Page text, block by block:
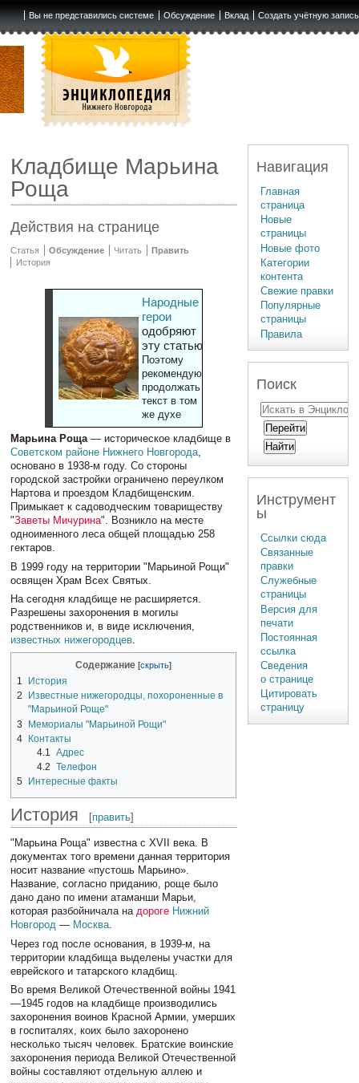
Вы не представились системе Обсуждение Вклад Создать учётную запись
Кладбище Марьина
Роща
Действия на странице
Статья Обсуждение Читать
Править
История
Народные
герои
одобряют
эту статью
Поэтому
рекомендуют
продолжать
текст в том
же духе
Марьина Роща— историческое кладбище в
Советском районе Нижнего Новгорода,
основано в 1938-м году. Со стороны
городской застройки ограничено переулком
Нартова и проездом Кладбищенским.
Примыкает к садоводческим товариществу
"Заветы Мичурина". Возникло на месте
одноименного леса общей площадью 258
гектаров.
В 1999 году на территории "Марьиной Рощи"
освящен Храм Всех Святых.
На сегодня кладбище не расширяется.
Разрешены захоронения в могилы
родственников и, в виде исключения,
известных нижегородцев.
Содержание
1
История
2
Известные нижегородцы, похороненные в
"Марьиной Роще"
3
Мемориалы "Марьиной Рощи"
4 Контакты
4.1 Адрес
4.2 Телефон
5
Интересные факты
История [править]
"Марьина Роща" известна с XVII века. В
документах того времени данная территория
носит название «пустошь Марьино».
Название, согласно приданию, роще было
дано дано по имени атаманши Марьи,
которая разбойничала надороге Нижний
Новгород — Москва.
Через год после основания, в 1939-м, на
территории кладбища выделены участки для
еврейского и татарского кладбищ.
Во время Великой Отечественной войны 1941
—1945 годов на кладбище производились
захоронения воинов Красной Армии, умерших
в госпиталях, коих было захоронено
несколько тысяч человек. Братские воинские
захоронения периода Великой Отечественной
войны составляют отдельную аллею и
Навигация
Главная
страница
Новые
страницы
Новые фото
Категории
контента
Свежие правки
Популярные
страницы
Правила
Поиск
Инструмент
ы
Ссылки сюда
Связанные
правки
Служебные
страницы
Версия для
печати
Постоянная
ссылка
Сведения
о странице
Цитировать
страницу